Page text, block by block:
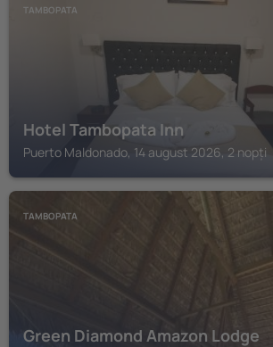
TAMBOPATA
Hotel Tambopata Inn
Puerto Maldonado, 14 august 2026, 2 nopți
TAMBOPATA
Green Diamond Amazon Lodge